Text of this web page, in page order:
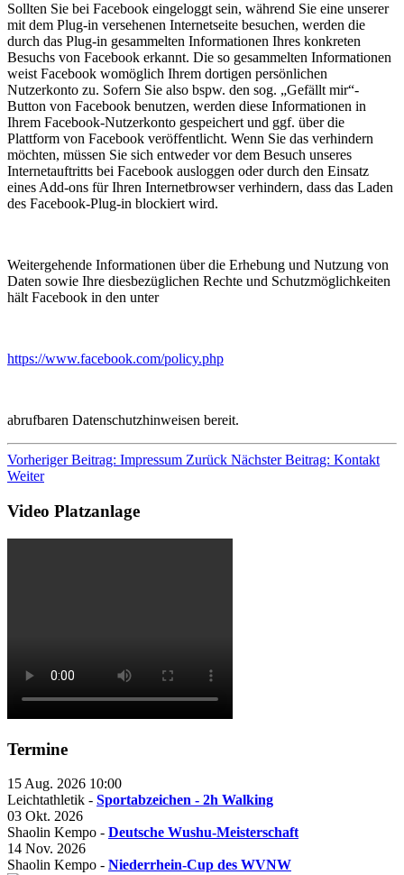
Sollten Sie bei Facebook eingeloggt sein, während Sie eine unserer
mit dem Plug-in versehenen Internetseite besuchen, werden die
durch das Plug-in gesammelten Informationen Ihres konkreten
Besuchs von Facebook erkannt. Die so gesammelten Informationen
weist Facebook womöglich Ihrem dortigen persönlichen
Nutzerkonto zu. Sofern Sie also bspw. den sog. „Gefällt mir“-
Button von Facebook benutzen, werden diese Informationen in
Ihrem Facebook-Nutzerkonto gespeichert und ggf. über die
Plattform von Facebook veröffentlicht. Wenn Sie das verhindern
möchten, müssen Sie sich entweder vor dem Besuch unseres
Internetauftritts bei Facebook ausloggen oder durch den Einsatz
eines Add-ons für Ihren Internetbrowser verhindern, dass das Laden
des Facebook-Plug-in blockiert wird.
Weitergehende Informationen über die Erhebung und Nutzung von
Daten sowie Ihre diesbezüglichen Rechte und Schutzmöglichkeiten
hält Facebook in den unter
https://www.facebook.com/policy.php
abrufbaren Datenschutzhinweisen bereit.
Vorheriger Beitrag: Impressum Zurück Nächster Beitrag: Kontakt
Weiter
Video Platzanlage
Termine
15 Aug. 2026 10:00
Leichtathletik - Sportabzeichen - 2h Walking
03 Okt. 2026
Shaolin Kempo - Deutsche Wushu-Meisterschaft
14 Nov. 2026
Shaolin Kempo - Niederrhein-Cup des WVNW